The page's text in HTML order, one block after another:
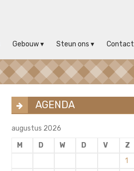
Gebouw Steun ons Contact
AGENDA
augustus 2026
M
D W D V Z
1